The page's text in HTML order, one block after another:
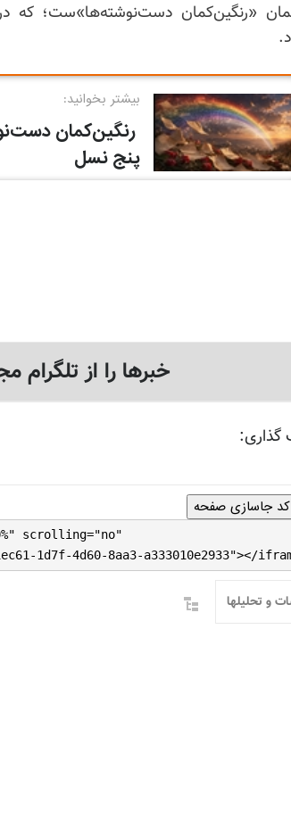
«رنگین‌کمان دست‌نوشته‌ها»ست؛ که
خبرها را از تلگرام
گذاری:
جاسازی صفحه
scrolling="no"
1d7f-4d60-8aa3-a333010e2933"></
و تحلیلها